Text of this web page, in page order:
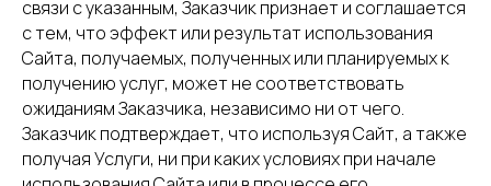
связи с указанным, Заказчик признает и соглашается
с тем, что эффект или результат использования
Сайта, получаемых, полученных или планируемых к
получению услуг, может не соответствовать
ожиданиям Заказчика, независимо ни от чего.
Заказчик подтверждает, что используя Сайт, а также
получая Услуги, ни при каких условиях при начале